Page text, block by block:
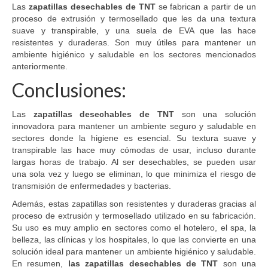
Las zapatillas desechables de TNTse fabrican a partir de un
proceso de extrusión y termosellado que les da una textura
suave y transpirable, y una suela de EVA que las hace
resistentes y duraderas. Son muy útiles para mantener un
ambiente higiénico y saludable en los sectores mencionados
anteriormente.
Conclusiones:
Las zapatillas desechables de TNTson una solución
innovadora para mantener un ambiente seguro y saludable en
sectores donde la higiene es esencial. Su textura suave y
transpirable las hace muy cómodas de usar, incluso durante
largas horas de trabajo. Al ser desechables, se pueden usar
una sola vez y luego se eliminan, lo que minimiza el riesgo de
transmisión de enfermedades y bacterias.
Además, estas zapatillas son resistentes y duraderas gracias al
proceso de extrusión y termosellado utilizado en su fabricación.
Su uso es muy amplio en sectores como el hotelero, el spa, la
belleza, las clínicas y los hospitales, lo que las convierte en una
solución ideal para mantener un ambiente higiénico y saludable.
En resumen,
las zapatillas desechables de TNT son una